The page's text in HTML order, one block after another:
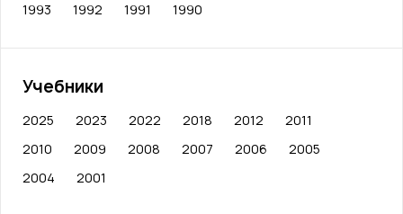
1993
1992 1991 1990
Учебники
2025 2023 2022 2018 2012
2011
2010
2009 2008 2007 2006
2005
2004
2001